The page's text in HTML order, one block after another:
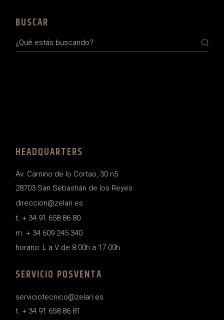
BUSCAR
HEADQUARTERS
Av. Camino de lo Cortao, 30 n5
28703 San Sebastián de los Reyes
direccion@zelari.es
t. + 34 91 658 86 80
m. + 34 609 245 340
horario: L a V de 8.00h a 17.00h
SERVICIO POSVENTA
serviciotecnico@zelari.es
t. + 34 91 658 86 81